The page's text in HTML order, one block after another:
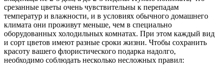
срезанные цветы очень чувствительны к перепадам
температур и влажности, и в условиях обычного домашнего
климата они проживут меньше, чем в специально
оборудованных холодильных комнатах. При этом каждый вид
и сорт цветов имеют разные сроки жизни. Чтобы сохранить
красоту вашего флористического подарка надолго,
необходимо соблюдать несколько несложных правил: